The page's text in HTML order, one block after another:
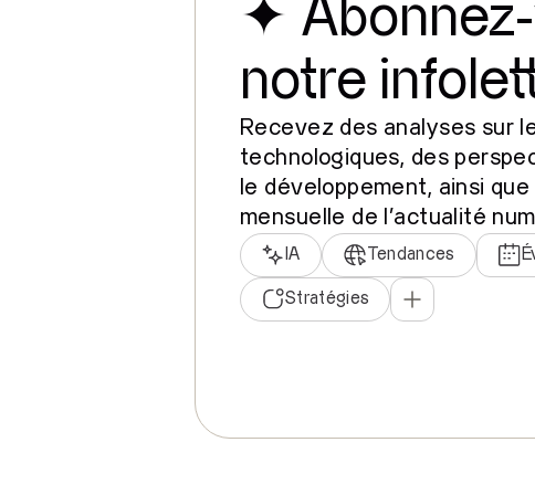
✦
notre
Recevez des analyses sur
technologiques, des
le développement, ainsi
mensuelle de l'actualité
IA Tendances
Stratégies